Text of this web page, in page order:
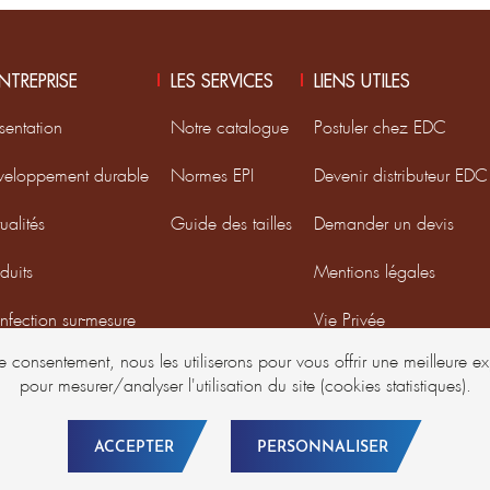
consentement, nous les utiliserons pour vous offrir une meilleure
pour mesurer/analyser l'utilisation du site (cookies statistiques).
ACCEPTER PERSONNALISER
durable
sur-mesure
DMD France
LES SERVICES
Notre catalogue
Normes EPI
Guide des tailles
LIENS UTILES
Postuler chez EDC
Devenir distributeur EDC
Demander un devis
Mentions légales
Vie Privée